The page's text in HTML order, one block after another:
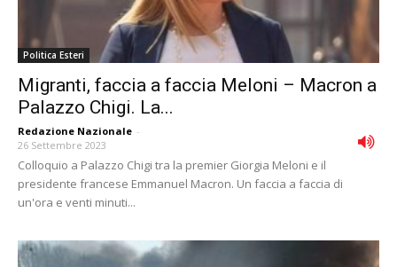
Politica Esteri
Migranti, faccia a faccia Meloni – Macron a
Palazzo Chigi. La...
Redazione Nazionale -
26 Settembre 2023
Colloquio a Palazzo Chigi tra la premier Giorgia Meloni e il
presidente francese Emmanuel Macron. Un faccia a faccia di
un'ora e venti minuti...